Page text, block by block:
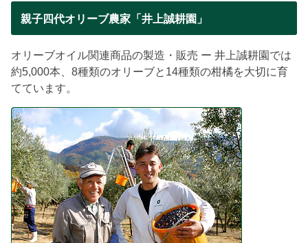
親子四代オリーブ農家「井上誠耕園」
オリーブオイル関連商品の製造・販売 ー 井上誠耕園では
約5,000本、8種類のオリーブと14種類の柑橘を大切に育
てています。